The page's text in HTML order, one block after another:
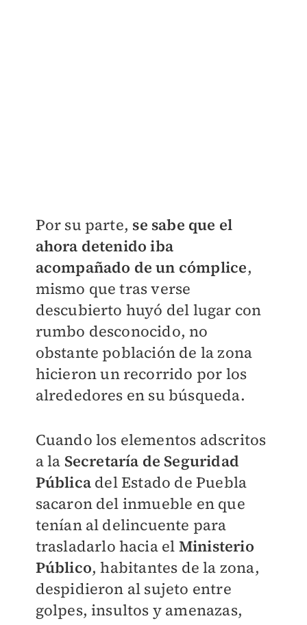
Por su parte, se sabe que el
ahora detenido iba
acompañado de un cómplice,
mismo que tras verse
descubierto huyó del lugar con
rumbo desconocido, no
obstante población de la zona
hicieron un recorrido por los
alrededores en su búsqueda.
Cuando los elementos adscritos
a la Secretaría de Seguridad
Pública del Estado de Puebla
sacaron del inmueble en que
tenían al delincuente para
trasladarlo hacia el Ministerio
Público, habitantes de la zona,
despidieron al sujeto entre
golpes, insultos y amenazas,